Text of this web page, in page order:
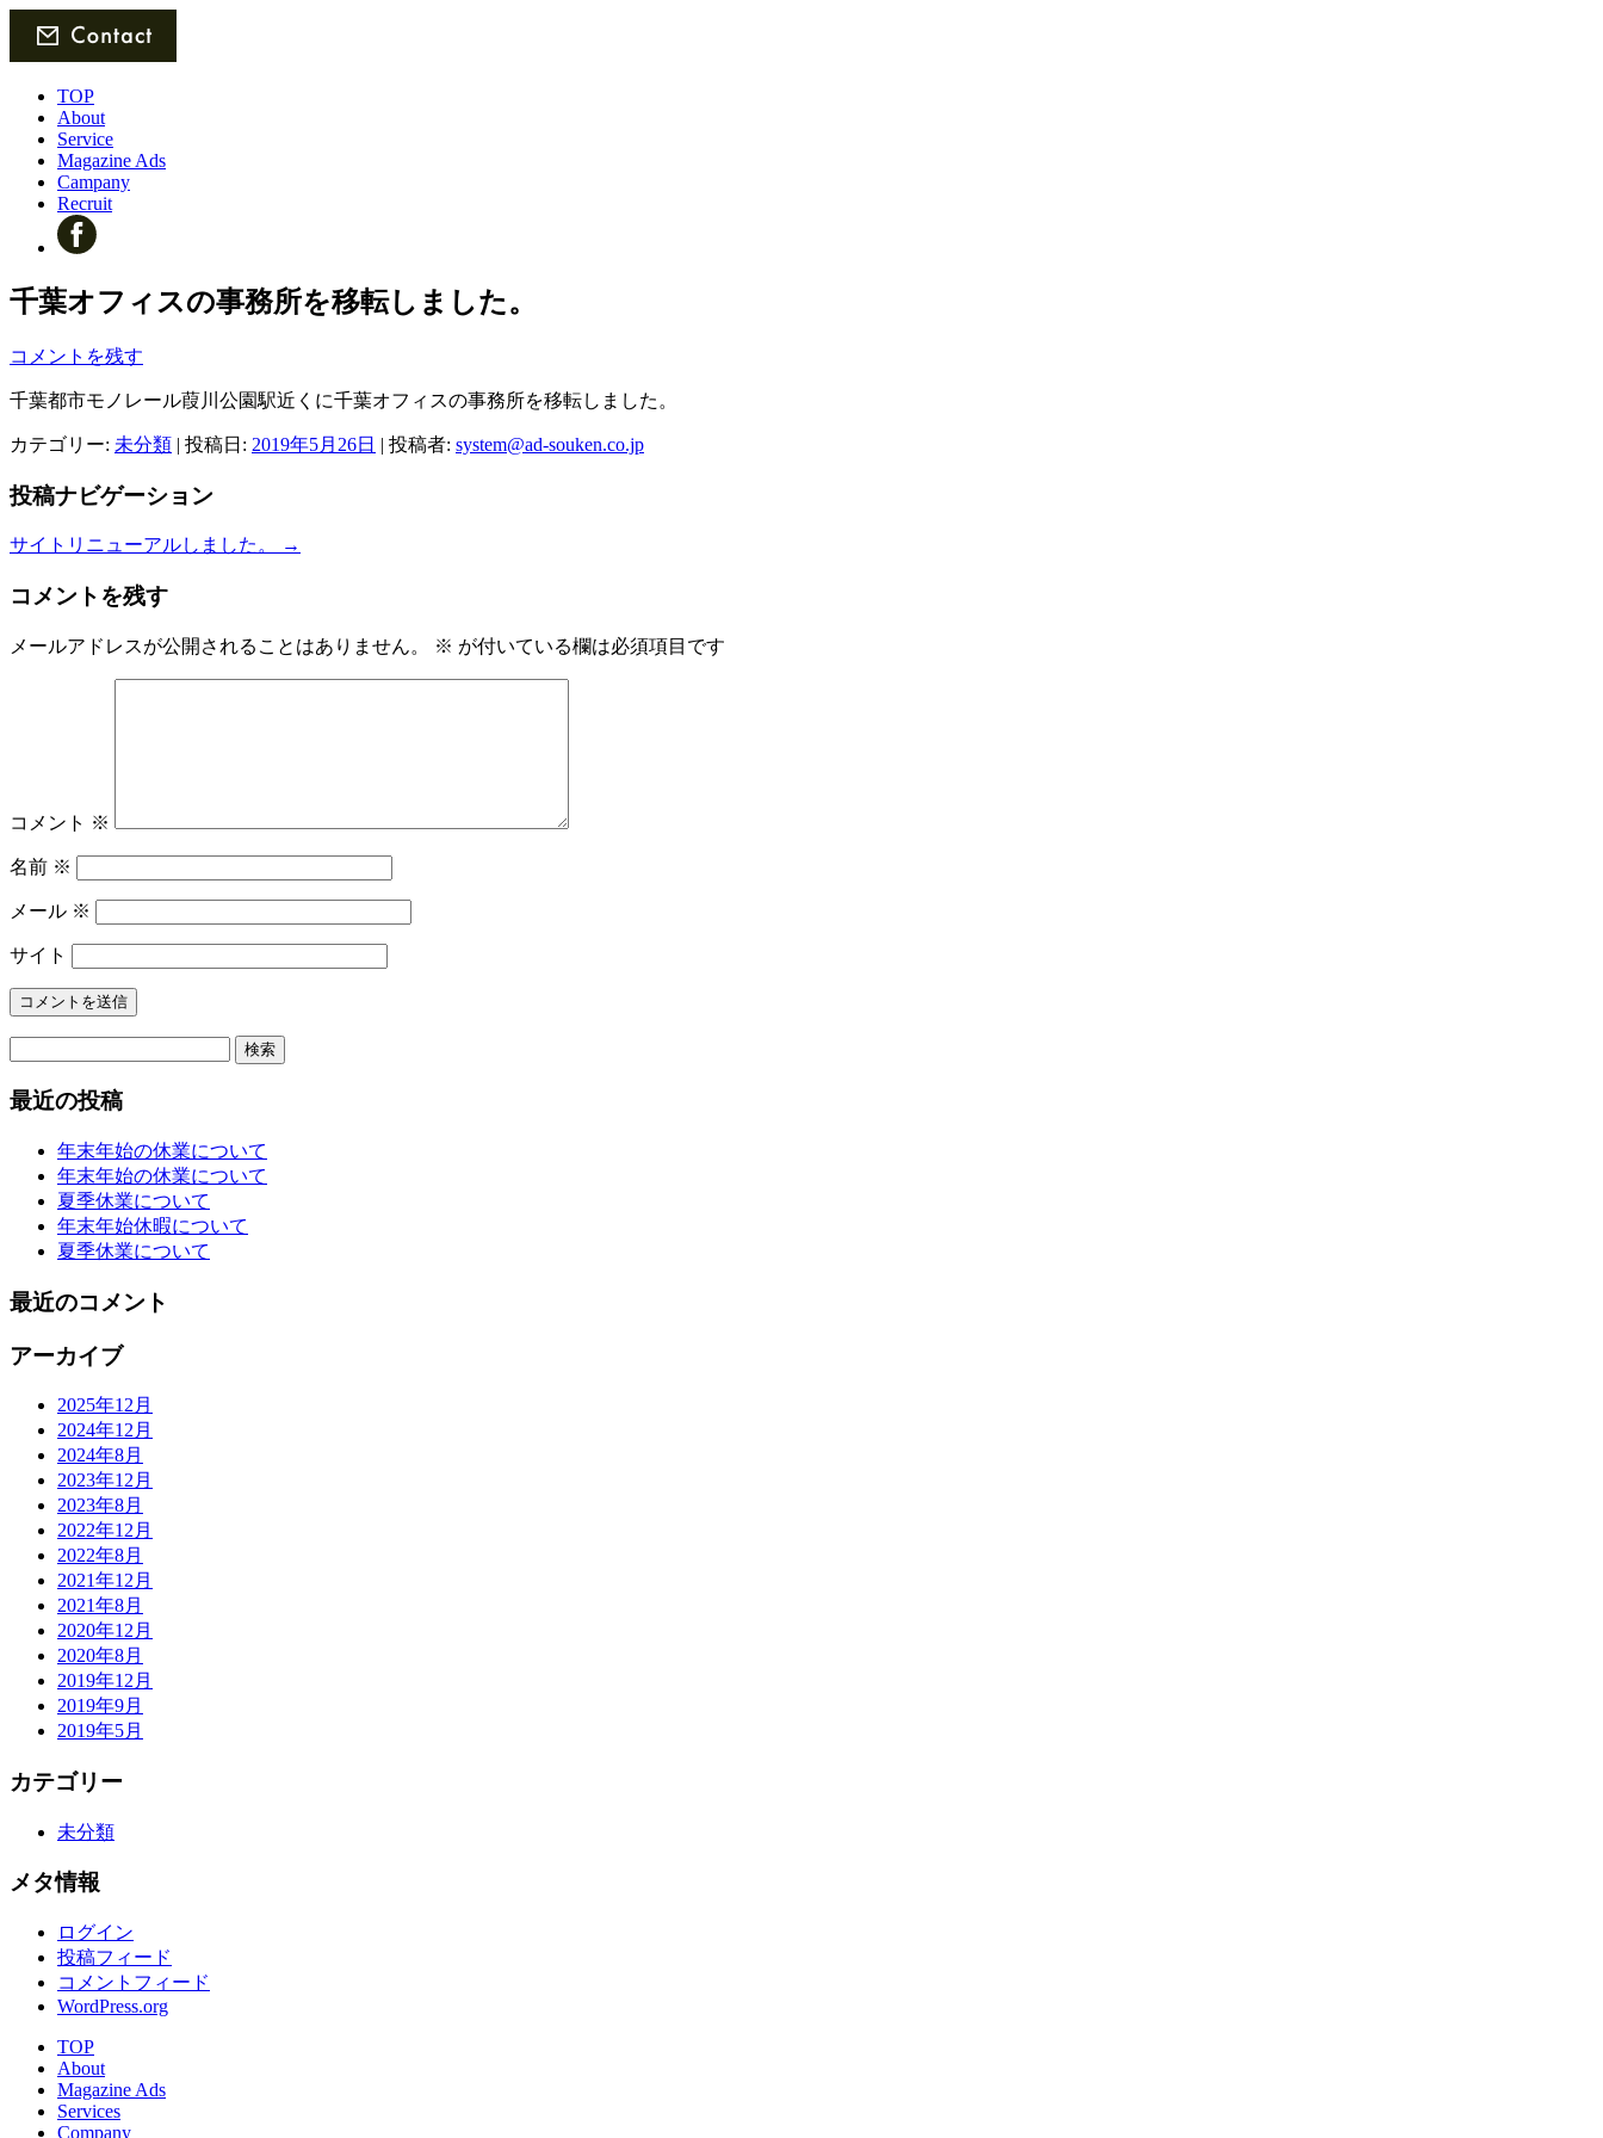
TOP
About
Service
Magazine Ads
Campany
Recruit
千葉オフィスの事務所を移転しました。
コメントを残す
千葉都市モノレール葭川公園駅近くに千葉オフィスの事務所を移転しました。
カテゴリー: 未分類 | 投稿日: 2019年5月26日 | 投稿者: system@ad-souken.co.jp
投稿ナビゲーション
サイトリニューアルしました。 →
コメントを残す
メールアドレスが公開されることはありません。 ※ が付いている欄は必須項目です
コメント ※
名前 ※
メール ※
サイト
最近の投稿
年末年始の休業について
年末年始の休業について
夏季休業について
年末年始休暇について
夏季休業について
最近のコメント
アーカイブ
2025年12月
2024年12月
2024年8月
2023年12月
2023年8月
2022年12月
2022年8月
2021年12月
2021年8月
2020年12月
2020年8月
2019年12月
2019年9月
2019年5月
カテゴリー
未分類
メタ情報
ログイン
投稿フィード
コメントフィード
WordPress.org
TOP
About
Magazine Ads
Services
Company